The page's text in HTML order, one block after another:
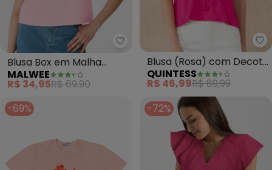
Malwee - Blusa Box em Malha
Blusa Box em Malha
(Rosa Claro)
MALWEE
R$ 34,95R$ 69,90
Blusa (Rosa) com Decote
Transpassado
QUINTESS
R$ 46,99R$ 89,99
-69%
-72%